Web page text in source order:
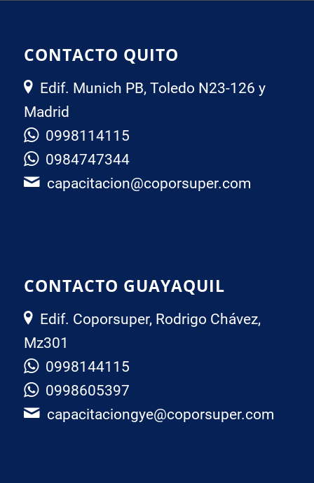
CONTACTO QUITO
Edif. Munich PB, Toledo N23-126 y
Madrid
0998114115
0984747344
capacitacion@coporsuper.com
CONTACTO GUAYAQUIL
Edif. Coporsuper, Rodrigo Chávez,
Mz301
0998144115
0998605397
capacitaciongye@coporsuper.com